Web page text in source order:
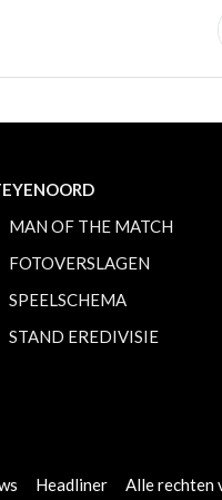
MAN OF THE MATCH
FOTOVERSLAGEN
SPEELSCHEMA
STAND EREDIVISIE
Headliner Alle rechten